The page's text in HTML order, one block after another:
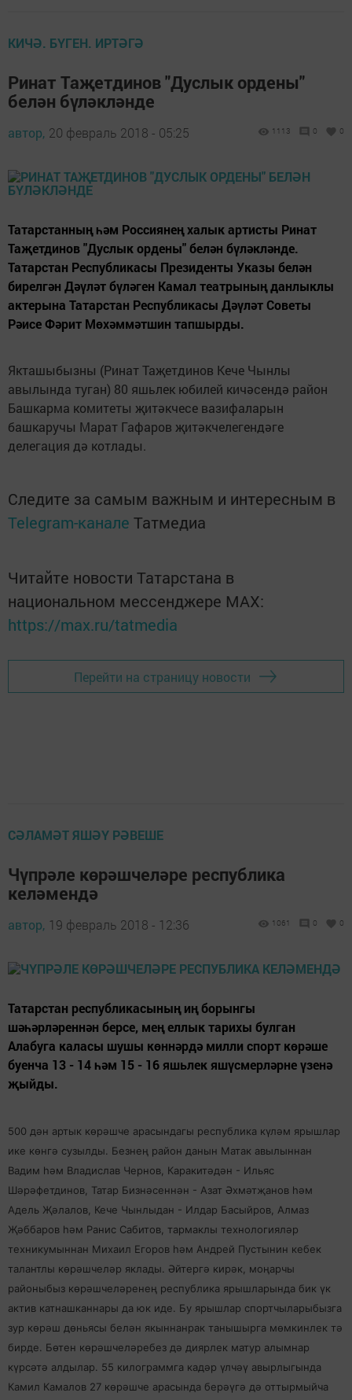
КИЧӘ. БҮГЕН. ИРТӘГӘ
Ринат Таҗетдинов "Дуслык ордены"
белән бүләкләнде
автор, 20 февраль 2018 - 05:25 1113 0 0
Татарстанның һәм Россиянең халык артисты Ринат
Таҗетдинов "Дуслык ордены" белән бүләкләнде.
Татарстан Республикасы Президенты Указы белән
бирелгән Дәүләт бүләген Камал театрының данлыклы
актерына Татарстан Республикасы Дәүләт Советы
Рәисе Фәрит Мөхәммәтшин тапшырды.
Якташыбызны (Ринат Таҗетдинов Кече Чынлы
авылында туган) 80 яшьлек юбилей кичәсендә район
Башкарма комитеты җитәкчесе вазифаларын
башкаручы Марат Гафаров җитәкчелегендәге
делегация дә котлады.
Следите за самым важным и интересным в
Telegram-канале Татмедиа
Читайте новости Татарстана в
национальном мессенджере MАХ:
https://max.ru/tatmedia
Перейти на страницу новости
СӘЛАМӘТ ЯШӘҮ РӘВЕШЕ
Чүпрәле көрәшчеләре республика
келәмендә
автор, 19 февраль 2018 - 12:36 1061 0 0
Татарстан республикасының иң борынгы
шәһәрләреннән берсе, мең еллык тарихы булган
Алабуга каласы шушы көннәрдә милли спорт көрәше
буенча 13 - 14 һәм 15 - 16 яшьлек яшүсмерләрне үзенә
җыйды.
500 дән артык көрәшче арасындагы республика күләм ярышлар
ике көнгә сузылды. Безнең район данын Матак авылыннан
Вадим һәм Владислав Чернов, Каракитәдән - Ильяс
Шәрәфетдинов, Татар Бизнәсеннән - Азат Әхмәтҗанов һәм
Адель Җәлалов, Кече Чынлыдан - Илдар Басыйров, Алмаз
Җәббаров һәм Ранис Сабитов, тармаклы технологияләр
техникумыннан Михаил Егоров һәм Андрей Пустынин кебек
талантлы көрәшчеләр яклады. Әйтергә кирәк, моңарчы
районыбыз көрәшчеләренең республика ярышларында бик үк
актив катнашканнары да юк иде. Бу ярышлар спортчыларыбызга
зур көрәш дөньясы белән якыннанрак танышырга мөмкинлек тә
бирде. Бөтен көрәшчеләребез дә диярлек матур алымнар
күрсәтә алдылар. 55 килограммга кадәр үлчәү авырлыгында
Камил Камалов 27 көрәшче арасында берәүгә дә оттырмыйча